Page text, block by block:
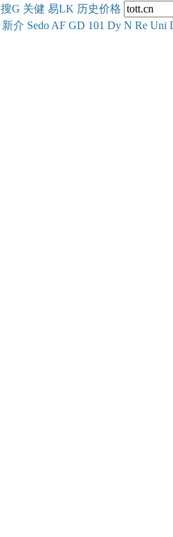
搜G 关健 易LK 历史价格
新介 Sedo AF GD 101 Dy N Re Uni